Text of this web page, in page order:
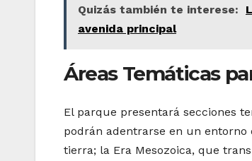
Quizás también te interese:
avenida principal
Áreas Temáticas
El parque presentará secciones
podrán adentrarse en un
tierra; la Era Mesozoica, que